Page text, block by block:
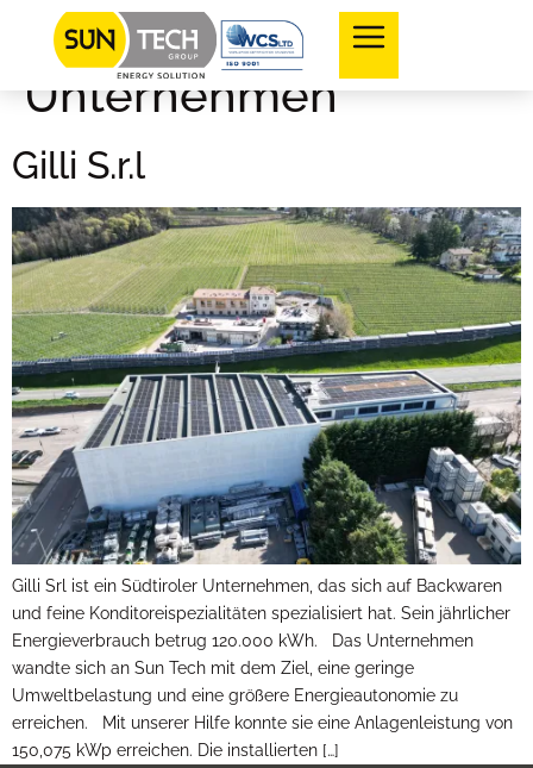
Kategorie:
Unternehmen
Gilli S.r.l
Gilli Srl ist ein Südtiroler Unternehmen, das sich auf Backwaren
und feine Konditoreispezialitäten spezialisiert hat. Sein jährlicher
Energieverbrauch betrug 120.000 kWh. Das Unternehmen
wandte sich an Sun Tech mit dem Ziel, eine geringe
Umweltbelastung und eine größere Energieautonomie zu
erreichen. Mit unserer Hilfe konnte sie eine Anlagenleistung von
150,075 kWp erreichen. Die installierten […]